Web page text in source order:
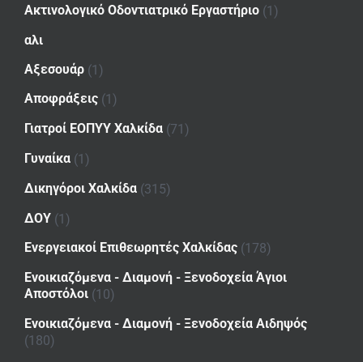
Ακτινολογικό Οδοντιατρικό Εργαστήριο (1)
αλι
Αξεσουάρ (1)
Αποφράξεις (1)
Γιατροί ΕΟΠΥΥ Χαλκίδα (71)
Γυναίκα (1)
Δικηγόροι Χαλκίδα (315)
ΔΟΥ (1)
Ενεργειακοί Επιθεωρητές Χαλκίδας (178)
Ενοικιαζόμενα - Διαμονή - Ξενοδοχεία Άγιοι
Αποστόλοι (10)
Ενοικιαζόμενα - Διαμονή - Ξενοδοχεία Αιδηψός
(180)